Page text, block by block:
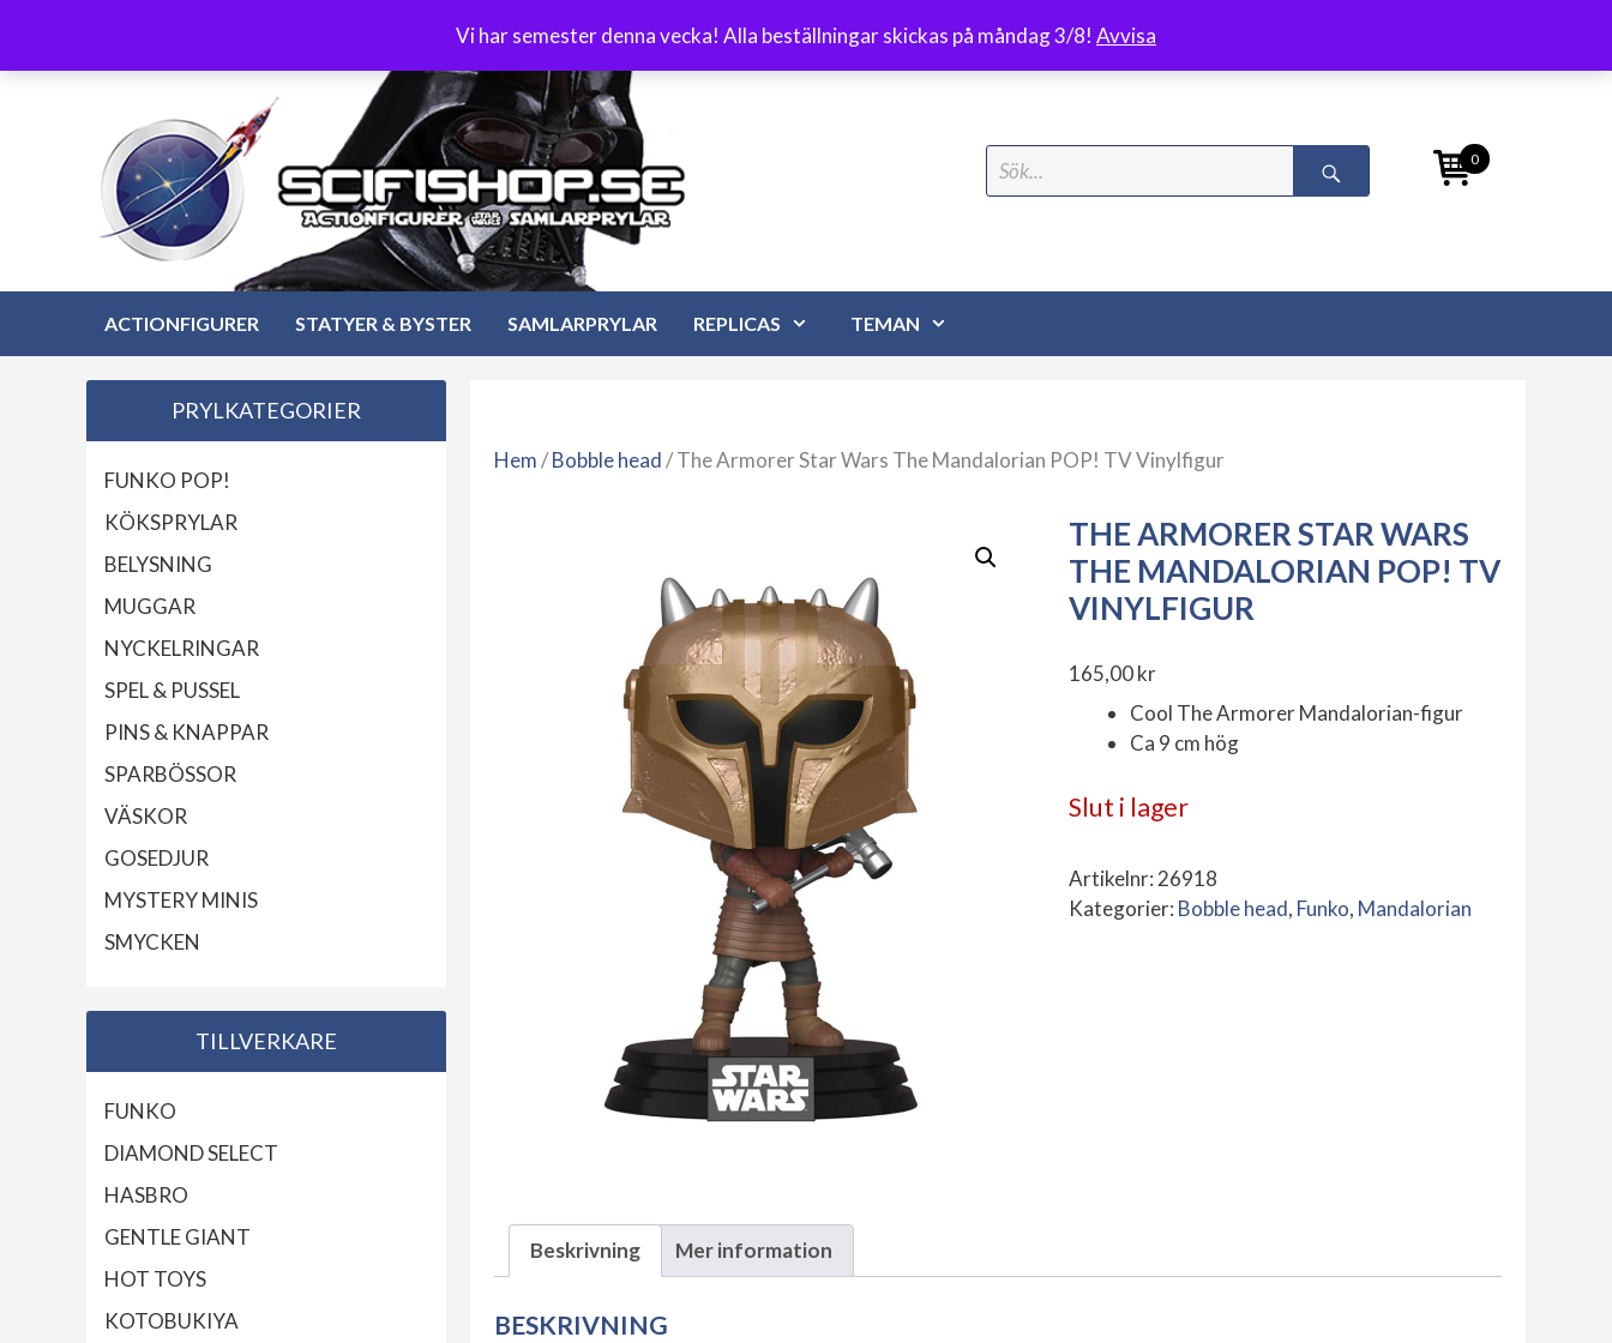
Vi har semester denna vecka! Alla beställningar skickas på måndag 3/8! Avvisa
innehåll
Öppet köp 30 dagar Frakt 89 kr
Search
for:
0
ACTIONFIGURER STATYER & BYSTER SAMLARPRYLAR REPLICAS TEMAN
Hem/Bobble head/ The Armorer Star Wars The Mandalorian POP! TV Vinylfigur
THE ARMORER STAR WARS
THE MANDALORIAN POP! TV
VINYLFIGUR
165,00kr
Cool The Armorer Mandalorian-figur
Ca 9 cm hög
Slut i lager
Artikelnr:26918
Kategorier: Bobble head, Funko, Mandalorian
Beskrivning Mer information
BESKRIVNING
PRYLKATEGORIER
FUNKO POP!
KÖKSPRYLAR
BELYSNING
MUGGAR
NYCKELRINGAR
SPEL & PUSSEL
PINS & KNAPPAR
SPARBÖSSOR
VÄSKOR
GOSEDJUR
MYSTERY MINIS
SMYCKEN
TILLVERKARE
FUNKO
DIAMOND SELECT
HASBRO
GENTLE GIANT
HOT TOYS
KOTOBUKIYA